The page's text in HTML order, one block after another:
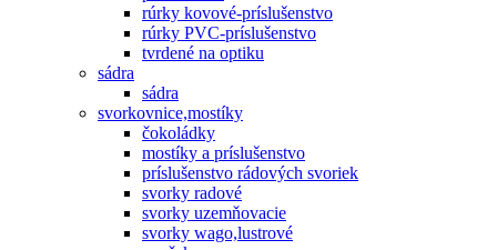
rúrky kovové-príslušenstvo
rúrky PVC-príslušenstvo
tvrdené na optiku
sádra
sádra
svorkovnice,mostíky
čokoládky
mostíky a príslušenstvo
príslušenstvo rádových svoriek
svorky radové
svorky uzemňovacie
svorky wago,lustrové